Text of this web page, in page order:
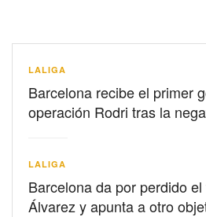
LALIGA
Barcelona recibe el primer
operación Rodri tras la
LALIGA
Barcelona da por perdido
Álvarez y apunta a otro